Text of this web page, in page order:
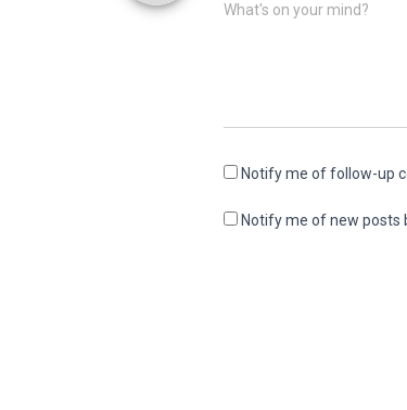
What's on your mind?
Notify me of follow-up
Notify me of new posts